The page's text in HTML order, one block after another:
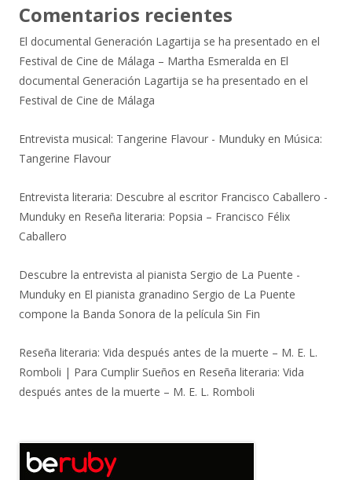
Comentarios recientes
El documental Generación Lagartija se ha presentado en el
Festival de Cine de Málaga – Martha Esmeralda en El
documental Generación Lagartija se ha presentado en el
Festival de Cine de Málaga
Entrevista musical: Tangerine Flavour - Munduky en Música:
Tangerine Flavour
Entrevista literaria: Descubre al escritor Francisco Caballero -
Munduky en Reseña literaria: Popsia – Francisco Félix
Caballero
Descubre la entrevista al pianista Sergio de La Puente -
Munduky en El pianista granadino Sergio de La Puente
compone la Banda Sonora de la película Sin Fin
Reseña literaria: Vida después antes de la muerte – M. E. L.
Romboli | Para Cumplir Sueños en Reseña literaria: Vida
después antes de la muerte – M. E. L. Romboli